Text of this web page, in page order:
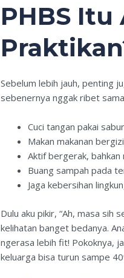
PHBS Itu
Sebelum lebih jauh, penting
sebenernya nggak ribet
Cuci tangan pakai
Makan makanan
Aktif bergerak, bahkan
Buang sampah pada
Jaga kebersihan
Dulu aku pikir, “Ah, masa sih
kelihatan banget bedanya.
ngerasa lebih fit! Pokoknya,
keluarga bisa turun sampe